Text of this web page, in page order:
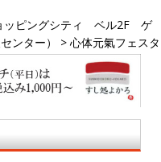
ッピングシティ ベル2F ゲ
ンター）
> 心体元氣フェスタ